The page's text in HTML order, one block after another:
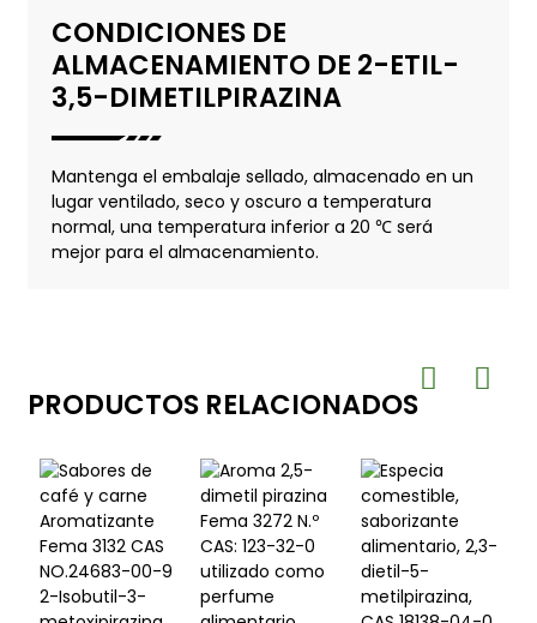
CONDICIONES DE
ALMACENAMIENTO DE 2-ETIL-
3,5-DIMETILPIRAZINA
Mantenga el embalaje sellado, almacenado en un
lugar ventilado, seco y oscuro a temperatura
normal, una temperatura inferior a 20 ℃ será
mejor para el almacenamiento.
PRODUCTOS RELACIONADOS